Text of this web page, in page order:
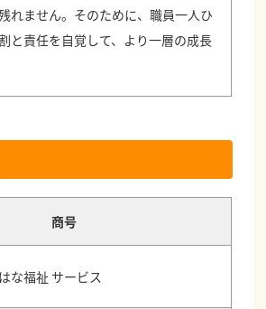
れません。そのために、職員一人ひ
と責任を自覚して、より一層の成長
商号
な福祉 サービス